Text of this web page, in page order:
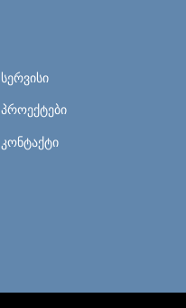
სერვისი
პროექტები
კონტაქტი